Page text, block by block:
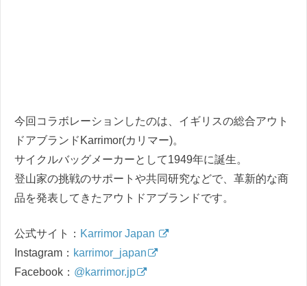
今回コラボレーションしたのは、イギリスの総合アウト
ドアブランドKarrimor(カリマー)。
サイクルバッグメーカーとして1949年に誕生。
登山家の挑戦のサポートや共同研究などで、革新的な商
品を発表してきたアウトドアブランドです。
公式サイト： Karrimor Japan
Instagram： karrimor_japan
Facebook： @karrimor.jp